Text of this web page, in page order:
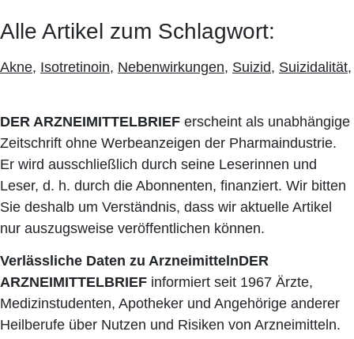
Alle Artikel zum Schlagwort:
Akne, Isotretinoin, Nebenwirkungen, Suizid, Suizidalität
DER ARZNEIMITTELBRIEF erscheint als unabhängige
Zeitschrift ohne Werbeanzeigen der Pharmaindustrie.
Er wird ausschließlich durch seine Leserinnen und
Leser, d. h. durch die Abonnenten, finanziert. Wir bitten
Sie deshalb um Verständnis, dass wir aktuelle Artikel
nur auszugsweise veröffentlichen können.
Verlässliche Daten zu ArzneimittelnDER
ARZNEIMITTELBRIEF informiert seit 1967 Ärzte,
Medizinstudenten, Apotheker und Angehörige anderer
Heilberufe über Nutzen und Risiken von Arzneimitteln.